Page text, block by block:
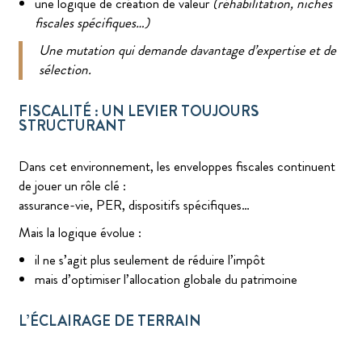
fiscales spécifiques…)
Une mutation qui demande davantage d’expertise et de
sélection.
FISCALITÉ : UN LEVIER TOUJOURS
STRUCTURANT
Dans cet environnement, les enveloppes fiscales continuent
de jouer un rôle clé :
assurance-vie, PER, dispositifs spécifiques…
Mais la logique évolue :
il ne s’agit plus seulement de réduire l’impôt
mais d’optimiser l’allocation globale du patrimoine
L’ÉCLAIRAGE DE TERRAIN